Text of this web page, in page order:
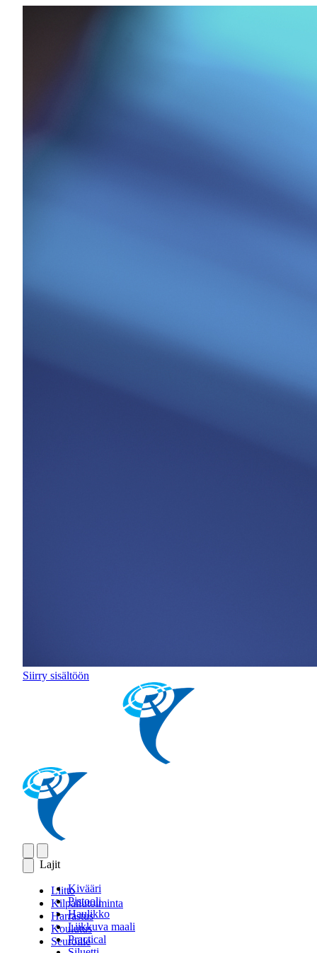
Siirry sisältöön
Lajit
Kivääri
Pistooli
Haulikko
Liikkuva maali
Practical
Liitto
Kilpailutoiminta
Harrastus
Koulutus
Seuroille